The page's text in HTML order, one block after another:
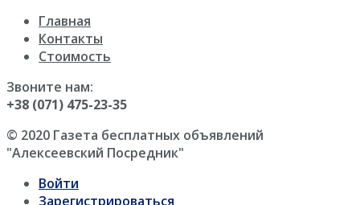
Главная
Контакты
Стоимость
Звоните нам:
+38 (071) 475-23-35
© 2020 Газета бесплатных объявлений
"Алексеевский Посредник"
Войти
Зарегистрироваться